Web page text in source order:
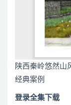
陕西秦岭悠然山
经典案例
登录全集下载